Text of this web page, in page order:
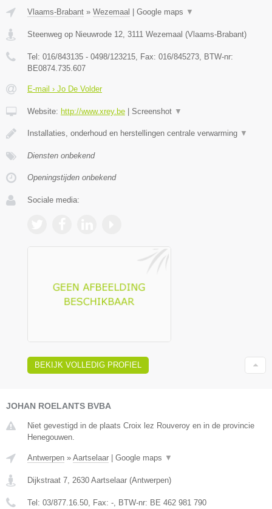
Vlaams-Brabant » Wezemaal Google maps ▼
Steenweg op Nieuwrode 12 3111 Wezemaal (Vlaams-Brabant)
Tel: 016/843135 - 0498/123215 , Fax: 016/845273 , BTW-nr:
BE0874.735.607
E-mail › Jo De Volder
Website: http://www.xrey.be Screenshot ▼
Installaties, onderhoud en herstellingen centrale verwarming ▼
Diensten onbekend
Openingstijden onbekend
Sociale media:
BEKIJK VOLLEDIG PROFIEL
JOHAN ROELANTS BVBA
Niet gevestigd in de plaats Croix lez Rouveroy en in de provincie
Henegouwen.
Antwerpen » Aartselaar Google maps ▼
Dijkstraat 7, 2630 Aartselaar (Antwerpen)
Tel: 03/877.16.50, Fax: -, BTW-nr: BE 462 981 790